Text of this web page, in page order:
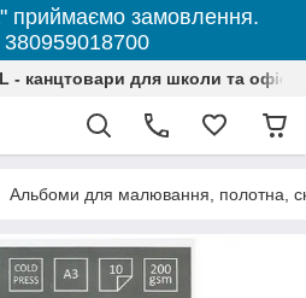
приймаємо замовлення.
- канцтовари для школи та офісу
Альбоми для малювання, полотна,